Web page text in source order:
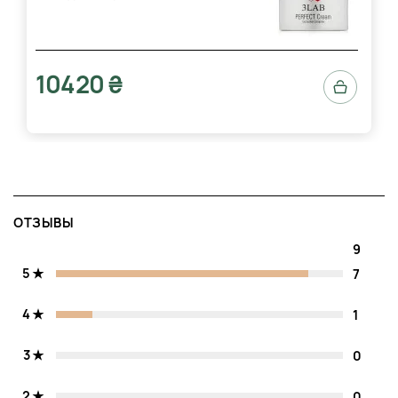
переносимости: он не вызывал раздражения даже у
реактивностью.
ИНСТРУКЦИЯ ПО ПРИМЕНЕНИЮ
мягкие, неагрессивные средства без спирта и масел,
просто промокните салфеткой. Несоблюдение
эффективности антивозрастного ухода.
10420 ₴
ОТЗЫВЫ
9
5
7
4 1
3 0